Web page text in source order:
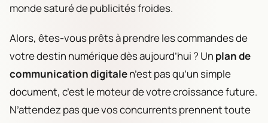
monde saturé de publicités froides.
Alors, êtes-vous prêts à prendre les commandes de
votre destin numérique dès aujourd’hui ? Un plan de
communication digitalen’est pas qu’un simple
document, c’est le moteur de votre croissance future.
N’attendez pas que vos concurrents prennent toute